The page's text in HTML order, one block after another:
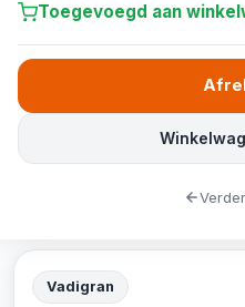
Vadigran
Toegevoegd aan